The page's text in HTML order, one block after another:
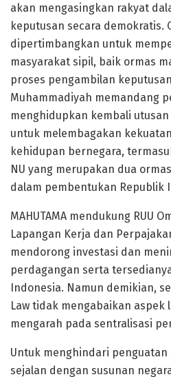
akan mengasingkan rakyat
keputusan secara demokratis.
dipertimbangkan untuk
masyarakat sipil, baik ormas
proses pengambilan
Muhammadiyah memandang
menghidupkan kembali
untuk melembagakan
kehidupan bernegara,
NU yang merupakan dua
dalam pembentukan Republik
MAHUTAMA mendukung RUU
Lapangan Kerja dan
mendorong investasi dan
perdagangan serta
Indonesia. Namun demikian,
Law tidak mengabaikan
mengarah pada sentralisasi
Untuk menghindari
sejalan dengan susunan